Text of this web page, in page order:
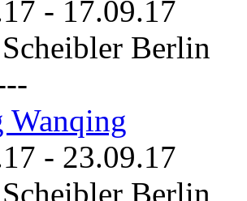
- 17.09.17
Berlin
Wanqing
- 23.09.17
Berlin